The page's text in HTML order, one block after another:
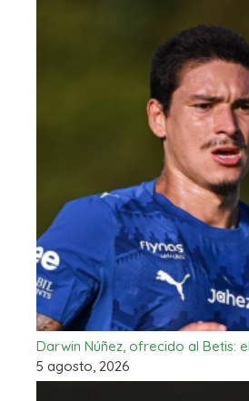
Darwin Núñez, ofrecido al Betis:
5 agosto, 2026